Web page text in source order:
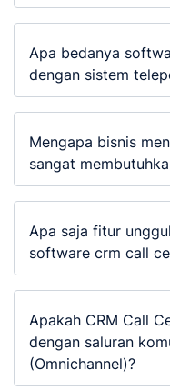
Apa bedanya
dengan sistem
Mengapa bisnis
sangat
Apa saja fitur
software crm call
Apakah CRM Call
dengan saluran
(Omnichannel)?